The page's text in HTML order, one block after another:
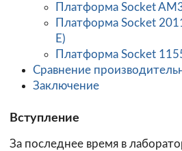
Платформа Socket
Платформа Socket
E)
Платформа Socket
Сравнение
Заключение
Вступление
За последнее время в